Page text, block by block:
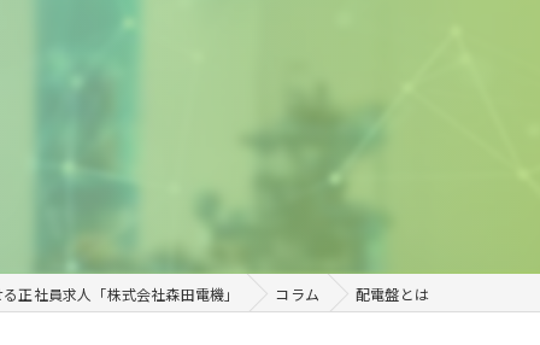
正社員求人「株式会社森田電機」 コラム 配電盤とは